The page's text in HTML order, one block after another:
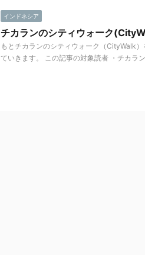
インドネシア
チカランのシティウォーク
もとチカランのシティウォーク（CityWalk
ていきます。 この記事の対象読者 ・チカラ